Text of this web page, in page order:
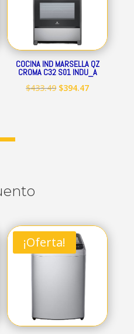
COCINA IND MARSELLA QZ
CROMA C32 S01 INDU_A
$433.49 El
$394.47El
¡Oferta!